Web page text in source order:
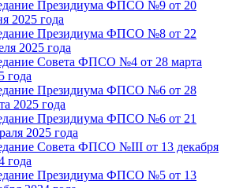
Президиума ФПСО №9 от 20
2025 года
Президиума ФПСО №8 от 22
2025 года
Совета ФПСО №4 от 28 марта
года
Президиума ФПСО №6 от 28
2025 года
Президиума ФПСО №6 от 21
2025 года
Совета ФПСО №III от 13 декабря
года
Президиума ФПСО №5 от 13